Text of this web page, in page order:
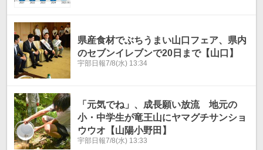
県産食材でぶちうまい山口フェア、県内
のセブンイレブンで20日まで【山口】
宇部日報7/8(水) 13:34
「元気でね」、成長願い放流 地元の
小・中学生が竜王山にヤマグチサンショ
ウウオ【山陽小野田】
宇部日報7/8(水) 13:33